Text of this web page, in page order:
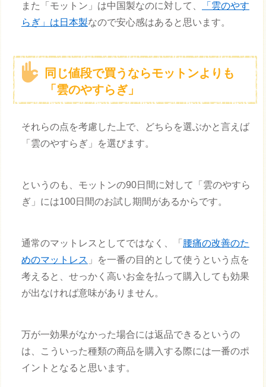
また「モットン」は中国製なのに対して、
「雲のやす
らぎ」は日本製なので安心感はあると思います。
同じ値段で買うならモットンよりも
「雲のやすらぎ」
それらの点を考慮した上で、どちらを選ぶかと言えば
「雲のやすらぎ」を選びます。
というのも、モットンの90日間に対して「雲のやすら
ぎ」には100日間のお試し期間があるからです。
通常のマットレスとしてではなく、「 腰痛の改善のた
めのマットレス 」を一番の目的として使うという点を
考えると、せっかく高いお金を払って購入しても効果
が出なければ意味がありません。
万が一効果がなかった場合には返品できるというの
は、こういった種類の商品を購入する際には一番のポ
イントとなると思います。